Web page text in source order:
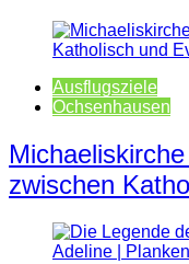
Ausflugsziele
Ochsenhausen
zwischen